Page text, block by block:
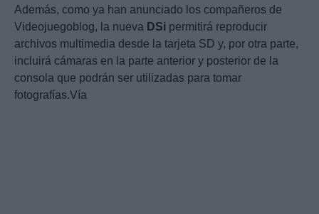
Además, como ya han anunciado los compañeros de
Videojuegoblog, la nueva DSi permitirá reproducir
archivos multimedia desde la tarjeta SD y, por otra parte,
incluirá cámaras en la parte anterior y posterior de la
consola que podrán ser utilizadas para tomar
fotografías.Vía